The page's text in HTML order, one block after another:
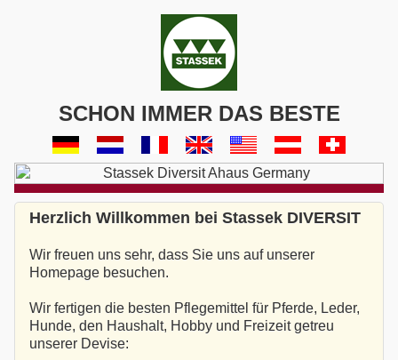
SCHON IMMER DAS BESTE
Herzlich Willkommen bei Stassek DIVERSIT
Wir freuen uns sehr, dass Sie uns auf unserer
Homepage besuchen.
Wir fertigen die besten Pflegemittel für Pferde, Leder,
Hunde, den Haushalt, Hobby und Freizeit getreu
unserer Devise: